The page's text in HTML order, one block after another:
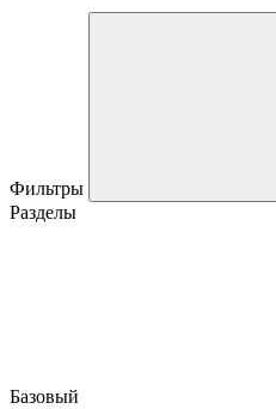
Фильтры
Разделы
Базовый